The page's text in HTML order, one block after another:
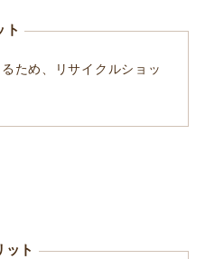
ト
ため、リサイクルショッ
ット